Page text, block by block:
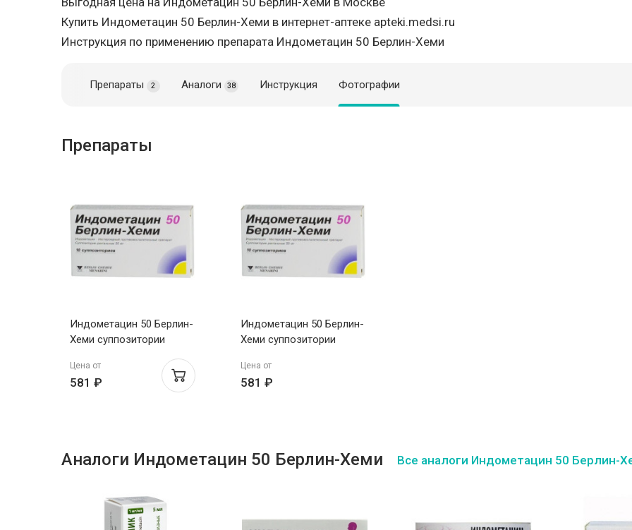
Купить Индометацин 50 Берлин-Хеми в интернет-аптеке apteki.medsi.ru
Инструкция по применению препарата Индометацин 50 Берлин-Хеми
Препараты 2 Аналоги 38 Инструкция Фотографии
Препараты
Индометацин 50 Берлин-
Хеми суппозитории
Цена от
581 ₽
Индометацин 50 Берлин-
Хеми суппозитории
Цена от
581 ₽
Аналоги Индометацин 50 Берлин-Хеми Все аналоги Индометацин 50 Берлин-